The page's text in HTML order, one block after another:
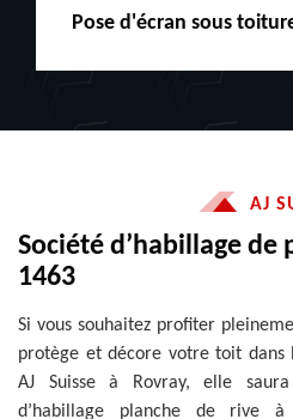
Peinture boiserie LE
AJ
Société d’habillage de
1463
Si vous souhaitez profiter
protège et décore votre toit dans
AJ Suisse à Rovray, elle
d’habillage planche de rive